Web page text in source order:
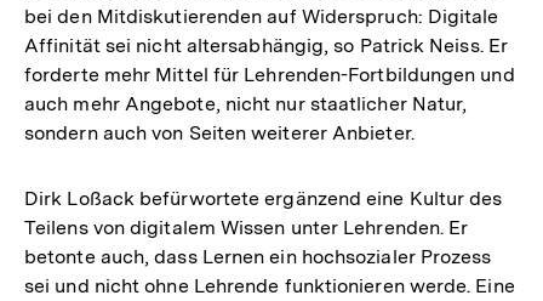
bei den Mitdiskutierenden auf Widerspruch: Digitale
Affinität sei nicht altersabhängig, so Patrick Neiss. Er
forderte mehr Mittel für Lehrenden-Fortbildungen und
auch mehr Angebote, nicht nur staatlicher Natur,
sondern auch von Seiten weiterer Anbieter.
Dirk Loßack befürwortete ergänzend eine Kultur des
Teilens von digitalem Wissen unter Lehrenden. Er
betonte auch, dass Lernen ein hochsozialer Prozess
sei und nicht ohne Lehrende funktionieren werde. Eine